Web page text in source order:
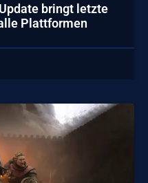
bringt letzte
Plattformen